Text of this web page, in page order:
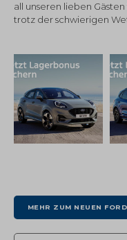
all unseren lieben
trotz der schwierigen
MEHR ZUM NEUEN